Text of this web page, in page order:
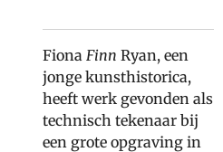
Fiona Finn Ryan, een
jonge kunsthistorica,
heeft werk gevonden als
technisch tekenaar bij
een grote opgraving in